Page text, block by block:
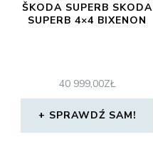
ŠKODA SUPERB SKODA
SUPERB 4×4 BIXENON
40 999,00ZŁ
SPRAWDŹ SAM!